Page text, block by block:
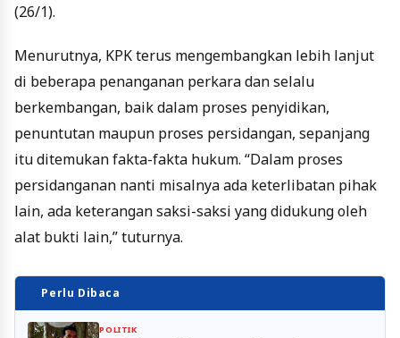
(26/1).
Menurutnya, KPK terus mengembangkan lebih lanjut
di beberapa penanganan perkara dan selalu
berkembangan, baik dalam proses penyidikan,
penuntutan maupun proses persidangan, sepanjang
itu ditemukan fakta-fakta hukum. “Dalam proses
persidanganan nanti misalnya ada keterlibatan pihak
lain, ada keterangan saksi-saksi yang didukung oleh
alat bukti lain,” tuturnya.
Perlu Dibaca
POLITIK